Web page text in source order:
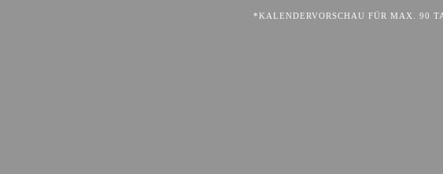
*KALENDERVORSCHAU FÜR MAX. 90